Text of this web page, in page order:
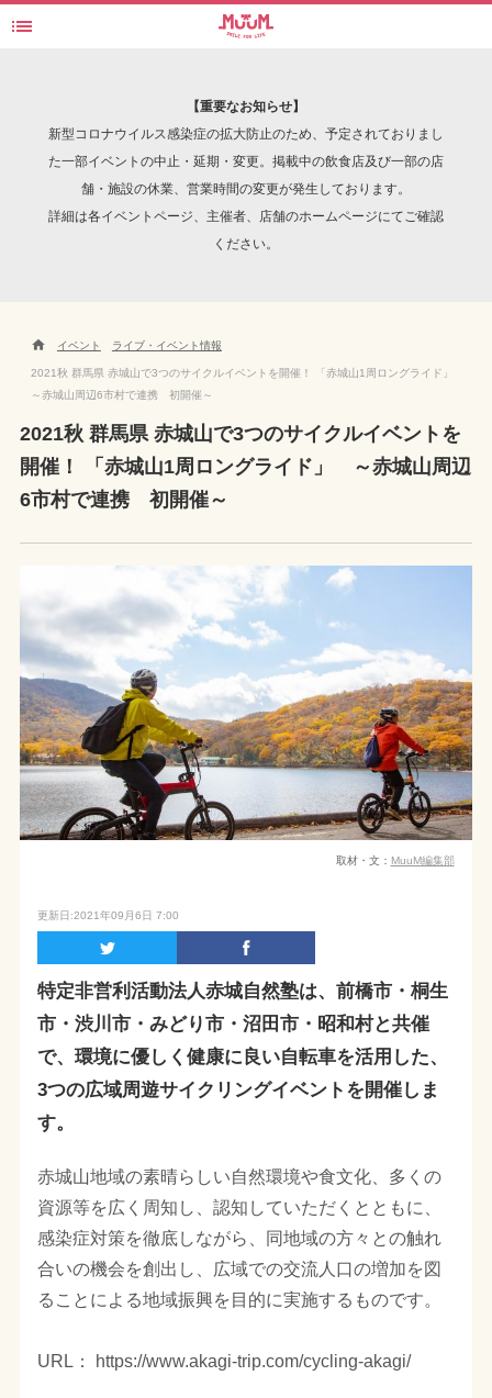
赤城山1周ロングライド
INTERVIEW

【重要なお知らせ】
新型コロナウイルス感染症の拡大防止のため、予定されておりまし
た一部イベントの中止・延期・変更。掲載中の飲食店及び一部の店
舗・施設の休業、営業時間の変更が発生しております。
詳細は各イベントページ、主催者、店舗のホームページにてご確認
ください。
 イベント ライブ・イベント情報
2021秋 群馬県 赤城山で3つのサイクルイベントを開催！ 「赤城山1周ロングライド」
～赤城山周辺6市村で連携 初開催～
2021秋 群馬県 赤城山で3つのサイクルイベントを
開催！ 「赤城山1周ロングライド」 ～赤城山周辺
6市村で連携 初開催～
取材・文： MuuM編集部
更新日:2021年09月6日 7:00
特定非営利活動法人赤城自然塾は、前橋市・桐生
市・渋川市・みどり市・沼田市・昭和村と共催
で、環境に優しく健康に良い自転車を活用した、
3つの広域周遊サイクリングイベントを開催しま
す。
赤城山地域の素晴らしい自然環境や食文化、多くの
資源等を広く周知し、認知していただくとともに、
感染症対策を徹底しながら、同地域の方々との触れ
合いの機会を創出し、広域での交流人口の増加を図
ることによる地域振興を目的に実施するものです。
URL： https://www.akagi-trip.com/cycling-akagi/